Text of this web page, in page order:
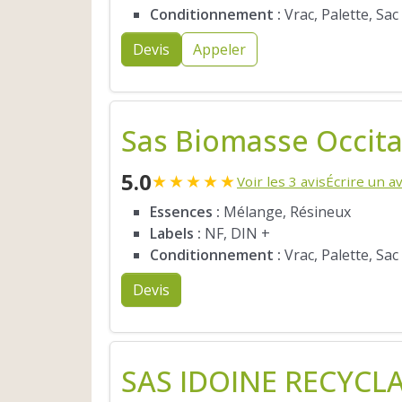
Conditionnement : Vrac, Palette, Sac
Devis
Appeler
Sas Biomasse
5.0★★★★★Voir les 3 avisÉcrire un
Essences : Mélange, Résineux
Labels : NF, DIN +
Conditionnement : Vrac, Palette, Sac
Devis
SAS IDOINE